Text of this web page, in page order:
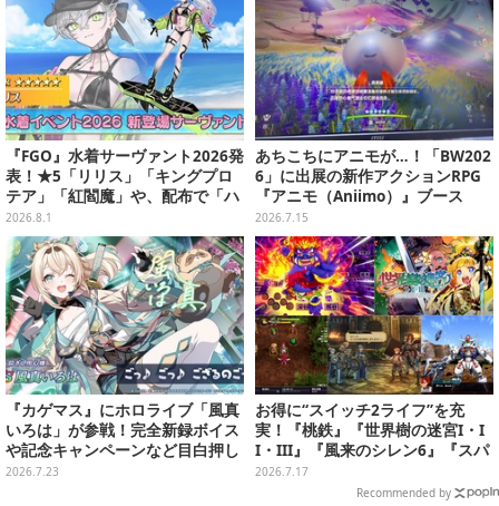
『FGO』水着サーヴァント2026発
表！★5「リリス」「キングプロ
テア」「紅閻魔」や、配布で「ハ
ベトロット」も―今年は全7騎で
お届け
2026.8.1
あちこちにアニモが…！「BW202
6」に出展の新作アクションRPG
『アニモ（Aniimo）』ブース
は、可愛いがいたるところに溢れ
ていた【ブース&試遊プレイレ
ポ】
2026.7.15
『カゲマス』にホロライブ「風真
いろは」が参戦！完全新録ボイス
や記念キャンペーンなど目白押し
―過去コラボキャラも復刻
2026.7.23
お得に“スイッチ2ライフ”を充
実！『桃鉄』『世界樹の迷宮I・I
I・III』『風来のシレン6』『スパ
ロボY』が3,278円─ゲオ店舗のゲ
ームセールを現地調査
2026.7.17
Recommended by